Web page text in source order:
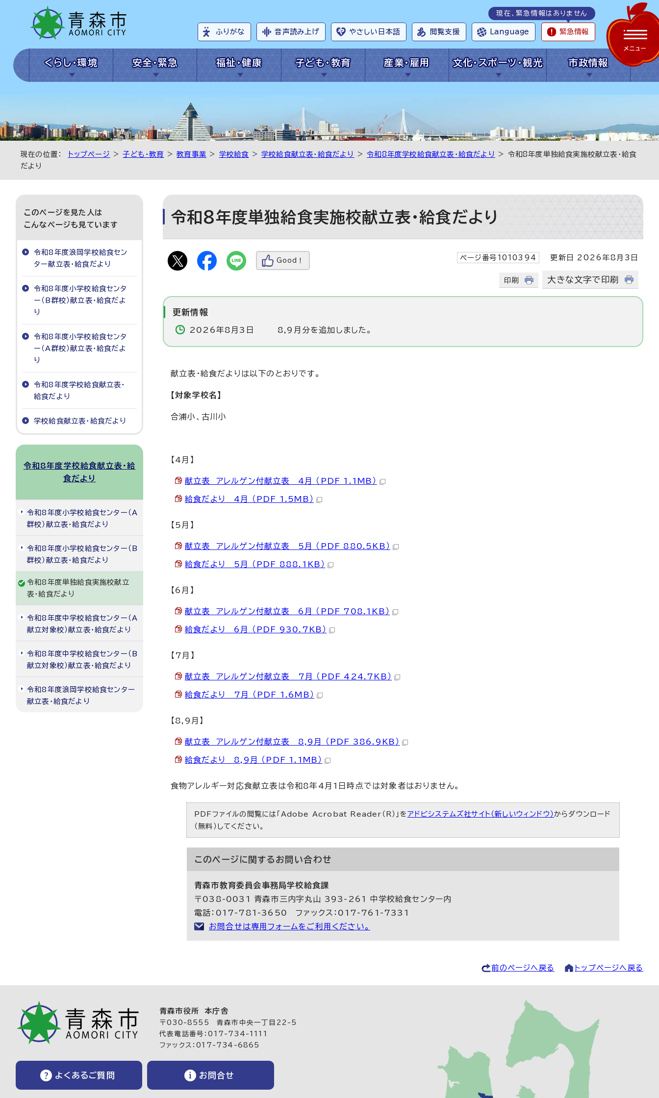
現在、緊急情報はありません
ふりがな 音声読み上げ やさしい日本語 閲覧支援 Language 緊急情報
メニュー
くらし・環境 安全・緊急 福祉・健康 子ども・教育 産業・雇用 文化・スポーツ・観光 市政情報
現在の位置： トップページ >子ども・教育 >教育事業 > 学校給食 >学校給食献立表・給食だより >令和8年度学校給食献立表・給食だより
> 令和8年度単独給食実施校献立表・給食
だより
令和8年度単独給食実施校献立表・給食だより
Good！ ページ番号1010394 更新日 2026年8月3日
印刷 大きな文字で印刷
更新情報
2026年8月3日 8,9月分を追加しました。
献立表・給食だよりは以下のとおりです。
【対象学校名】
合浦小、古川小
【4月】
献立表 アレルゲン付献立表 4月 （PDF 1.1MB）
給食だより 4月 （PDF 1.5MB）
【5月】
献立表 アレルゲン付献立表 5月 （PDF 880.5KB）
給食だより 5月 （PDF 888.1KB）
【6月】
献立表 アレルゲン付献立表 6月 （PDF 708.1KB）
給食だより 6月 （PDF 930.7KB）
【7月】
献立表 アレルゲン付献立表 7月 （PDF 424.7KB）
給食だより 7月 （PDF 1.6MB）
【8,9月】
献立表 アレルゲン付献立表 8,9月 （PDF 386.9KB）
給食だより 8,9月 （PDF 1.1MB）
食物アレルギー対応食献立表は令和8年4月1日時点では対象者はおりません。
PDFファイルの閲覧には「Adobe Acrobat Reader（R）」を アドビシステムズ社サイト（新しいウィンドウ）からダウンロード
（無料）してください。
このページに関する お問い合わせ
青森市教育委員会事務局学校給食課
〒038-0031 青森市三内字丸山 393-261 中学校給食センター内
電話：017-781-3650 ファックス：017-761-7331
お問合せは専用フォームをご利用ください。
このページを見た人は
こんなページも見ています
令和8年度浪岡学校給食セン
ター献立表・給食だより
令和8年度小学校給食センタ
ー（B群校）献立表・給食だよ
り
令和8年度小学校給食センタ
ー（A群校）献立表・給食だよ
り
令和8年度学校給食献立表・
給食だより
学校給食献立表・給食だより
令和8年度学校給食献立表・給
食だより
令和8年度小学校給食センター（A
群校）献立表・給食だより
令和8年度小学校給食センター（B
群校）献立表・給食だより
令和8年度単独給食実施校献立
表・給食だより
令和8年度中学校給食センター（A
献立対象校）献立表・給食だより
令和8年度中学校給食センター（B
献立対象校）献立表・給食だより
令和8年度浪岡学校給食センター
献立表・給食だより
前のページへ戻る トップページへ戻る
青森市役所 本庁舎
〒030-8555 青森市中央一丁目22-5
代表電話番号：017-734-1111
ファックス：017-734-6865
よくあるご質問 お問合せ